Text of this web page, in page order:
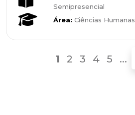
Semipresencial
Área:Ciências Humanas
1 2 3 4 5 ...